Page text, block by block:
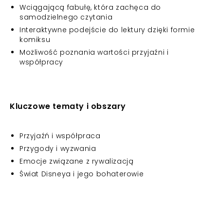
Wciągającą fabułę, która zachęca do
samodzielnego czytania
Interaktywne podejście do lektury dzięki formie
komiksu
Możliwość poznania wartości przyjaźni i
współpracy
Kluczowe tematy i obszary
Przyjaźń i współpraca
Przygody i wyzwania
Emocje związane z rywalizacją
Świat Disneya i jego bohaterowie